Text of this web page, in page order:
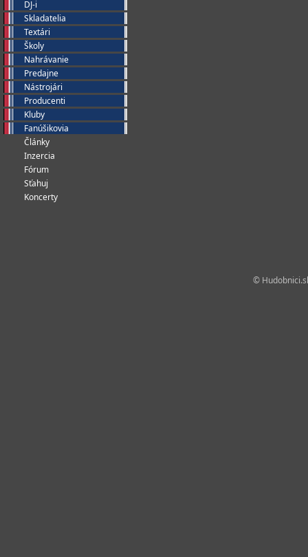
DJ-i
Skladatelia
Textári
Školy
Nahrávanie
Predajne
Nástrojári
Producenti
Kluby
Fanúšikovia
Články
Inzercia
Fórum
Sťahuj
Koncerty
©